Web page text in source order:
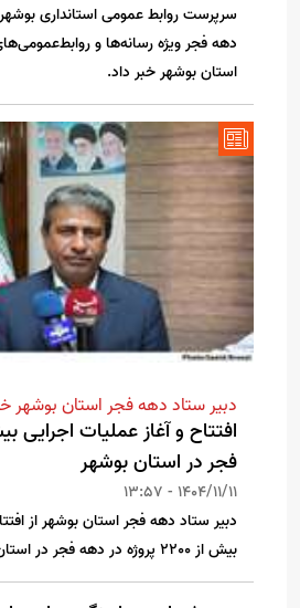
سرپرست روابط عمومی استانداری بوشهر
دهه فجر ویژه رسانه‌ها و
استان بوشهر خبر داد.
دبیر ستاد دهه فجر استان بوشهر
فجر در استان بوشهر
1404/11/11 - 13:57
دبیر ستاد دهه فجر استان بوشهر از
بیش از 2200 پروژه در دهه فجر در استان بوشهر خبر داد.